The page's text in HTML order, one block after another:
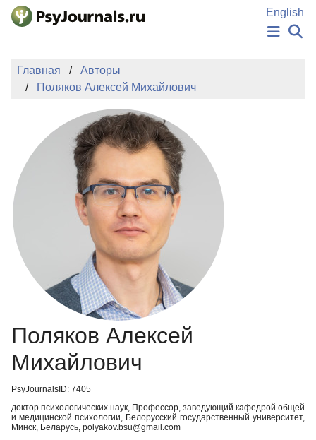
Перейти к основному содержанию
English
ИЗДАНИЯ
ПОДАТЬ РУКОПИСЬ
БАЗА ЗНАНИЙ
КЛЮЧЕВЫЕ СЛОВА
Регистрация
Главная
Авторы
Поляков Алексей Михайлович
Поляков Алексей
Михайлович
PsyJournalsID: 7405
доктор психологических наук, Профессор, заведующий кафедрой общей
и медицинской психологии, Белорусский государственный университет,
Минск, Беларусь, polyakov.bsu@gmail.com